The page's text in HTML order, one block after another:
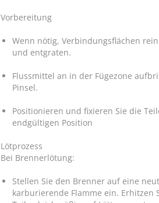
Vorbereitung
Wenn nötig, Verbindungsflächen
und entgraten.
Flussmittel an in der Fügezone
Pinsel.
Positionieren und fixieren Sie die
endgültigen Position
Lötprozess
Bei Brennerlötung:
Stellen Sie den Brenner auf eine
karburierende Flamme ein. Erhitzen